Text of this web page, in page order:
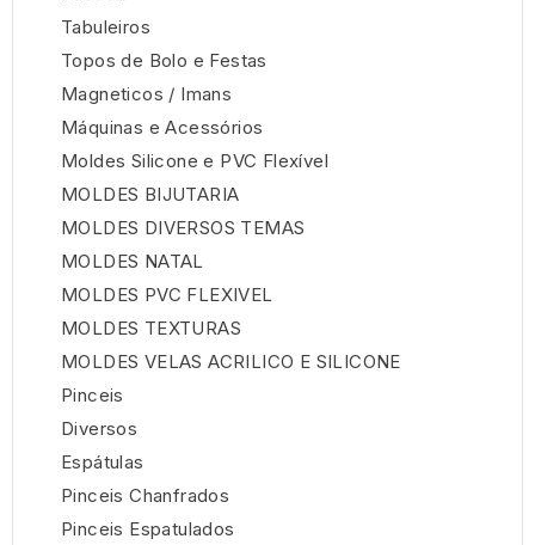
Tabuleiros
Topos de Bolo e Festas
Magneticos / Imans
Máquinas e Acessórios
Moldes Silicone e PVC Flexível
MOLDES BIJUTARIA
MOLDES DIVERSOS TEMAS
MOLDES NATAL
MOLDES PVC FLEXIVEL
MOLDES TEXTURAS
MOLDES VELAS ACRILICO E SILICONE
Pinceis
Diversos
Espátulas
Pinceis Chanfrados
Pinceis Espatulados